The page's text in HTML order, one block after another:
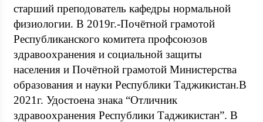
старший преподователь кафедры нормальной
физиологии. В 2019г.-Почётной грамотой
Республиканского комитета профсоюзов
здравоохранения и социальной защиты
населения и Почётной грамотой Министерства
образования и науки Республики Таджикистан.В
2021г. Удостоена знака “Отличник
здравоохранения Республики Таджикистан”. В